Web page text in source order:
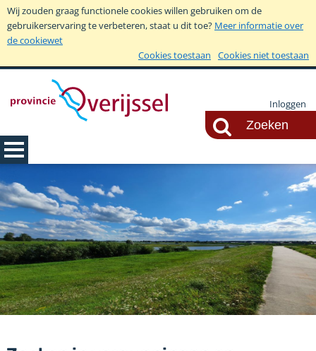
Wij zouden graag functionele cookies willen gebruiken om de
gebruikerservaring te verbeteren, staat u dit toe? Meer informatie over
de cookiewet
Cookies toestaan
Cookies niet toestaan
Inloggen